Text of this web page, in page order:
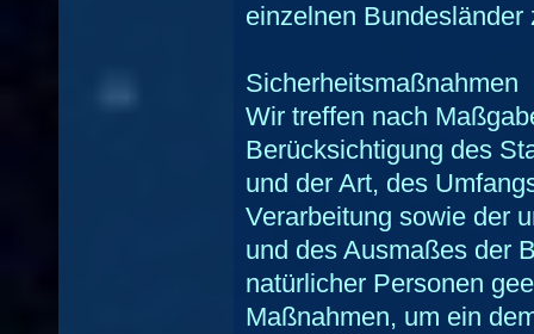
einzelnen
Sicherheitsmaßnahmen
Wir treffen nach
Berücksichtigung des
und der Art, des
Verarbeitung sowie der
und des Ausmaßes der
natürlicher Personen
Maßnahmen, um ein